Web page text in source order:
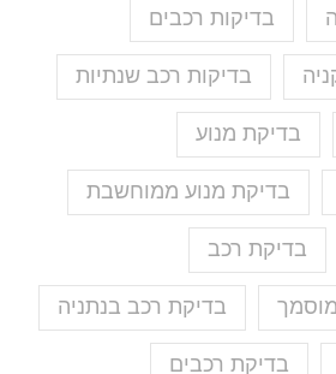
בדיקות רכבים
בדיקות רכב שנתיות
בדיקת מנוע
בדיקת מנוע ממוחשבת
בדיקת רכב
בדיקת רכב בנתניה
בדיקת רכבים